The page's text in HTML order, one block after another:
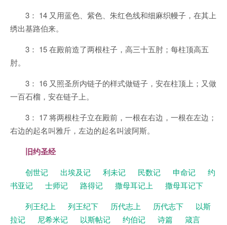
3： 14 又用蓝色、紫色、朱红色线和细麻织幔子，在其上
绣出基路伯来。
3： 15 在殿前造了两根柱子，高三十五肘；每柱顶高五
肘。
3： 16 又照圣所内链子的样式做链子，安在柱顶上；又做
一百石榴，安在链子上。
3： 17 将两根柱子立在殿前，一根在右边，一根在左边；
右边的起名叫雅斤，左边的起名叫波阿斯。
旧约圣经
创世记 出埃及记 利未记 民数记 申命记
约
书亚记
士师记 路得记 撒母耳记上
撒母耳记下
列王纪上
列王纪下 历代志上 历代志下
以斯
拉记
尼希米记 以斯帖记 约伯记 诗篇
箴言